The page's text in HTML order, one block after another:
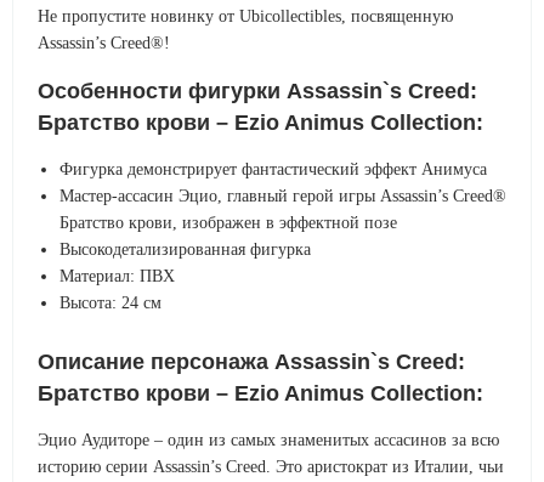
Не пропустите новинку от Ubicollectibles, посвященную
Assassin’s Creed®!
Особенности фигурки Assassin`s Creed:
Братство крови – Ezio Animus Collection:
Фигурка демонстрирует фантастический эффект Анимуса
Мастер-ассасин Эцио, главный герой игры Assassin’s Creed®
Братство крови, изображен в эффектной позе
Высокодетализированная фигурка
Материал: ПВХ
Высота: 24 см
Описание персонажа Assassin`s Creed:
Братство крови – Ezio Animus Collection:
Эцио Аудиторе – один из самых знаменитых ассасинов за всю
историю серии Assassin’s Creed. Это аристократ из Италии, чьи